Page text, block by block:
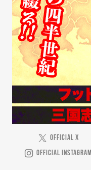
OFFICIAL X
OFFICIAL INSTAGRAM